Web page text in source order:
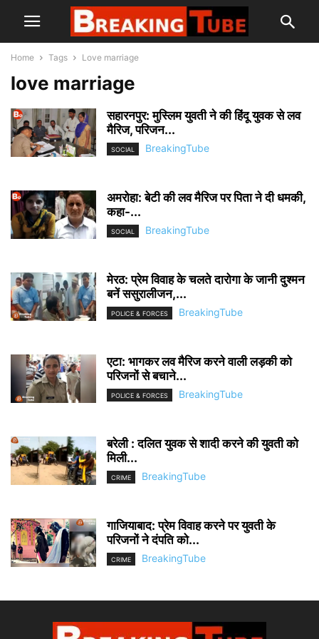
Home Tags Love marriage
love marriage
सहारनपुर: मुस्लिम युवती ने की हिंदू युवक से लव
मैरिज, परिजन...
SOCIAL BreakingTube
अमरोहा: बेटी की लव मैरिज पर पिता ने दी धमकी,
कहा-...
SOCIAL BreakingTube
मेरठ: प्रेम विवाह के चलते दारोगा के जानी दुश्मन
बनें ससुरालीजन,...
POLICE & FORCES BreakingTube
एटा: भागकर लव मैरिज करने वाली लड़की को
परिजनों से बचाने...
POLICE & FORCES BreakingTube
बरेली : दलित युवक से शादी करने की युवती को
मिली...
CRIME BreakingTube
गाजियाबाद: प्रेम विवाह करने पर युवती के
परिजनों ने दंपति को...
CRIME BreakingTube